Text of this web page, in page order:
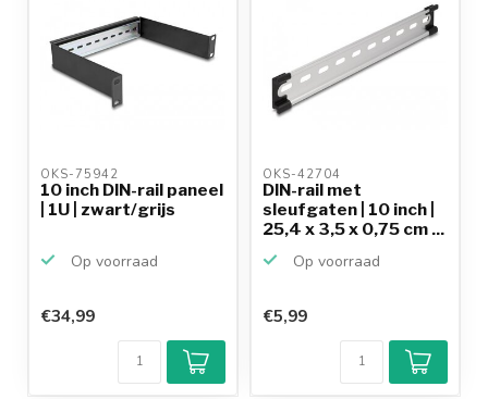
OKS-75942
10 inch DIN-rail paneel
| 1U | zwart/grijs
Op voorraad
€34,99
OKS-42704
DIN-rail met
sleufgaten | 10 inch |
25,4 x 3,5 x 0,75 cm ...
Op voorraad
€5,99